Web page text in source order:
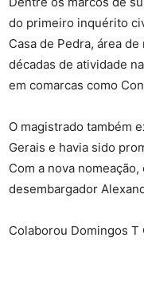
do primeiro inquérito
Casa de Pedra, área
décadas de atividade
em comarcas como
O magistrado também
Gerais e havia sido
Com a nova
desembargador
Colaborou Domingos T